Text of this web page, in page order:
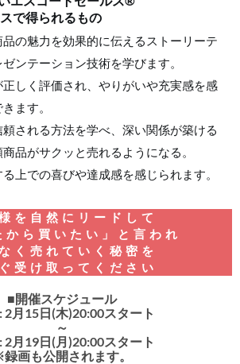
で得られるもの
の魅力を効果的に伝えるストーリーテ
ンテーション技術を学びます。
しく評価され、やりがいや充実感を感
ます。
される方法を学べ、深い関係が築ける
品がサクッと売れるようになる。
上での喜びや達成感を感じられます。
を自然にリードして
から買いたい」と言われ
く売れていく秘密を
受け取ってください
■開催スケジュール
2月15日(木)20:00スタート
～
2月19日(月)20:00スタート
画も公開されます。